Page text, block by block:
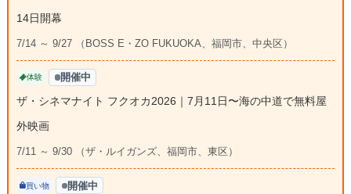
14日開幕
7/14 ～ 9/27 （BOSS E・ZO FUKUOKA、福岡市、中央区）
体験 開催中
ザ・シネマナイト フクオカ2026｜7月11日〜海の中道で無料屋
外映画
7/11 ～ 9/30 （ザ・ルイガンズ、福岡市、東区）
買い物 開催中